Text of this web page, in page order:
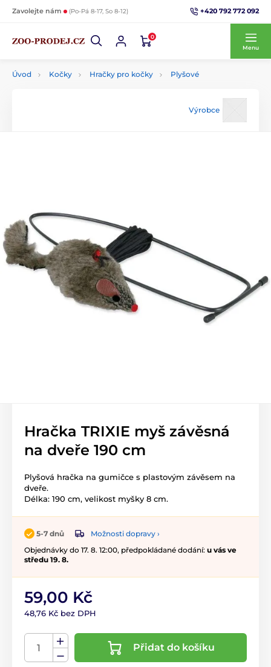
Zavolejte nám (Po-Pá 8-17, So 8-12) +420 792 772 092
0
Menu
Úvod Kočky Hračky pro kočky Plyšové
Výrobce
Hračka TRIXIE myš závěsná
na dveře 190 cm
Plyšová hračka na gumičce s plastovým závěsem na
dveře.
Délka: 190 cm, velikost myšky 8 cm.
5-7 dnů
Možnosti dopravy ›
Objednávky do 17. 8. 12:00, předpokládané dodání: u vás ve
středu 19. 8.
59,00 Kč
48,76 Kč bez DPH
Přidat do košíku